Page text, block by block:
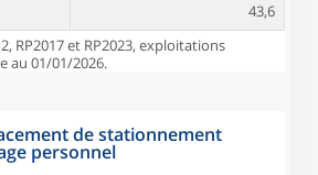
43,6
RP2017 et RP2023, exploitations
au 01/01/2026.
de stationnement
personnel